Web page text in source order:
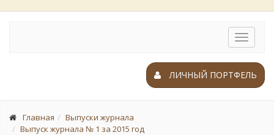
Toggle
ЛИЧНЫЙ ПОРТФЕЛЬ
Главная
Выпуски журнала
Выпуск журнала № 1 за 2015 год